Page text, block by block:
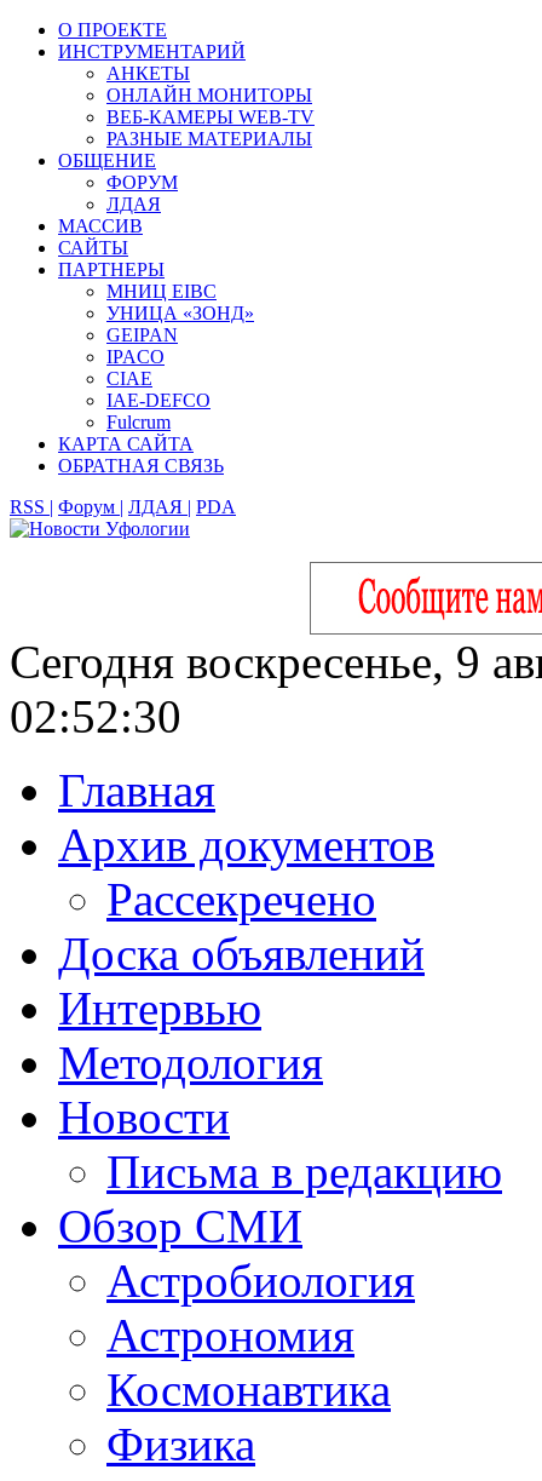
О ПРОЕКТЕ
ИНСТРУМЕНТАРИЙ
АНКЕТЫ
ОНЛАЙН МОНИТОРЫ
ВЕБ-КАМЕРЫ WEB-TV
РАЗНЫЕ МАТЕРИАЛЫ
ОБЩЕНИЕ
ФОРУМ
ЛДАЯ
МАССИВ
САЙТЫ
ПАРТНЕРЫ
МНИЦ EIBC
УНИЦА «ЗОНД»
GEIPAN
IPACO
CIAE
IAE-DEFCO
Fulcrum
КАРТА САЙТА
ОБРАТНАЯ СВЯЗЬ
RSS | Форум | ЛДАЯ | PDA
Сегодня воскресенье, 9
02:52:31
Главная
Архив документов
Рассекречено
Доска объявлений
Интервью
Методология
Новости
Письма в редакцию
Обзор СМИ
Астробиология
Астрономия
Космонавтика
Физика